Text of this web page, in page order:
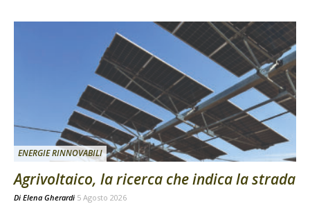
ENERGIE RINNOVABILI
Agrivoltaico, la ricerca che indica la strada
Di Elena Gherardi 5 Agosto 2026